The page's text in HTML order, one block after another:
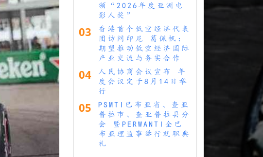
颁“2026年度亚洲电
影人奖”
03
香港首个低空经济代表
团访问印尼 葛佩帆：
期望推动低空经济国际
产业交流与务实合作
04
人民协商会议宣布 年
度会议定于8月14日举
行
05
PSMTI巴布亚省、查亚
普拉市、查亚普拉县分
会 暨PERWANTI全巴
布亚理监事举行就职典
礼